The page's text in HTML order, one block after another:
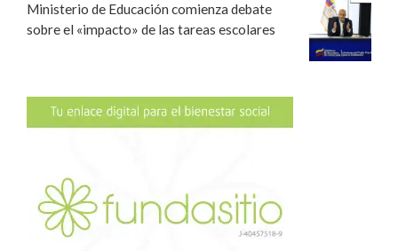
Ministerio de Educación comienza debate
sobre el «impacto» de las tareas escolares